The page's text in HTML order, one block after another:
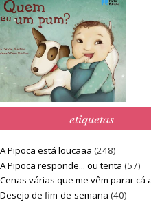
etiquetas
A Pipoca está loucaaa (248)
A Pipoca responde... ou tenta (57)
Cenas várias que me vêm parar cá
Desejo de fim-de-semana (40)